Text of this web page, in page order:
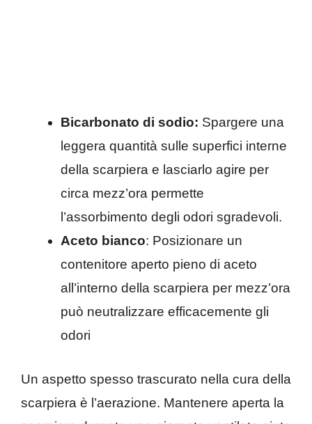
Bicarbonato di sodio: Spargere una
leggera quantità sulle superfici interne
della scarpiera e lasciarlo agire per
circa mezz’ora permette
l’assorbimento degli odori sgradevoli.
Aceto bianco: Posizionare un
contenitore aperto pieno di aceto
all’interno della scarpiera per mezz’ora
può neutralizzare efficacemente gli
odori
Un aspetto spesso trascurato nella cura della
scarpiera è l’aerazione. Mantenere aperta la